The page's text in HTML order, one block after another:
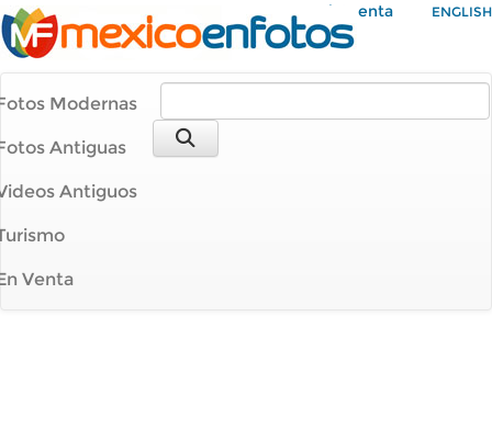
Mi Cuenta ENGLISH
Modernas
Antiguas
Antiguos
Venta